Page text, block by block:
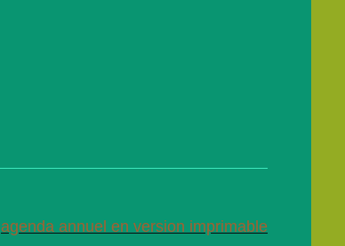
agenda annuel en version imprimable